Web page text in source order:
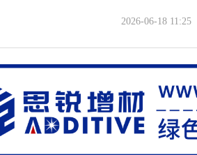
2026-06-18 11:25